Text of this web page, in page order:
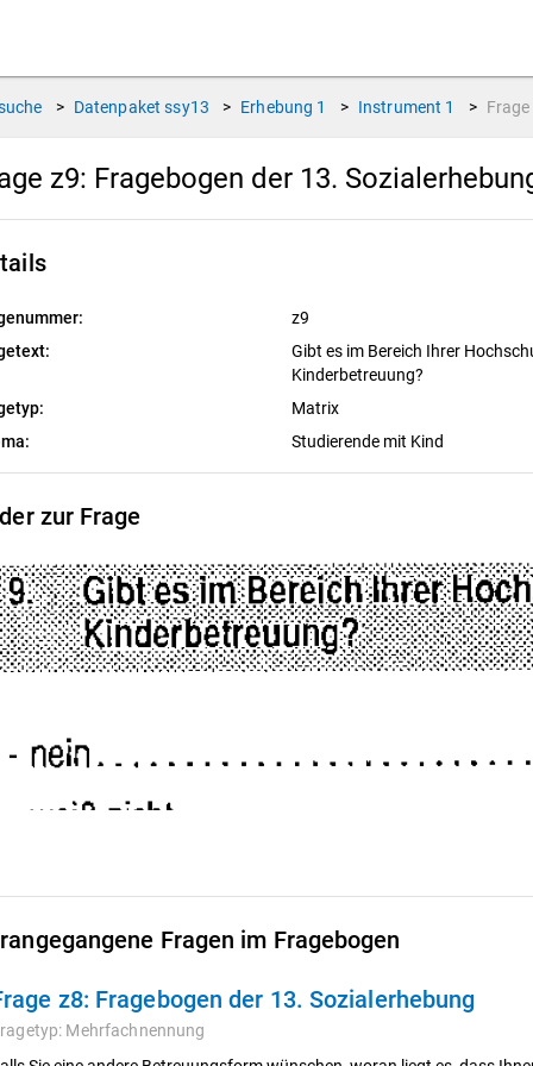
> Datenpaket ssy13 > Erhebung 1 > Instrument 1 > Frage
z9: Fragebogen der 13.
z9
Gibt es im Bereich Ihrer
Kinderbetreuung?
Matrix
Studierende mit Kind
zur Frage
Fragen im Fragebogen
z8: Fragebogen der 13. Sozialerhebung
Mehrfachnennung